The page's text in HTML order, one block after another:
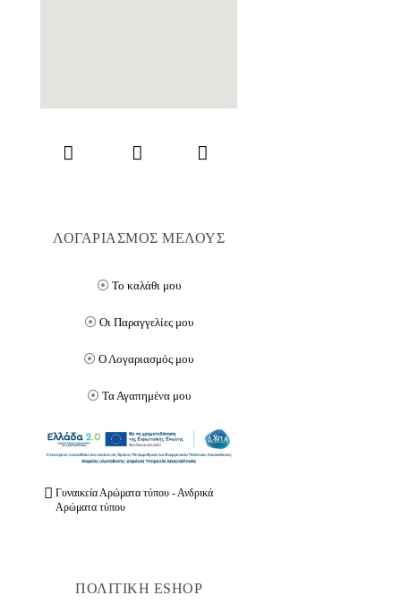
ΛΟΓΑΡΙΑΣΜΟΣ ΜΕΛΟΥΣ
Το καλάθι μου
Οι Παραγγελίες μου
Ο Λογαριασμός μου
Τα Αγαπημένα μου
Γυναικεία Αρώματα τύπου - Ανδρικά
Αρώματα τύπου
ΠΟΛΙΤΙΚΗ ESHOP